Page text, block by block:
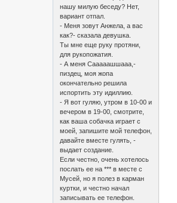
нашу милую беседу? Нет,
вариант отпал.
- Меня зовут Анжела, а вас
как?- сказала девушка.
Ты мне еще руку протяни,
для рукопожатия.
- А меня Сааааашшааа,-
пиздец, моя жопа
окончательно решила
испортить эту идиллию.
- Я вот гуляю, утром в 10-00 и
вечером в 19-00, смотрите,
как ваша собачка играет с
моей, запишите мой телефон,
давайте вместе гулять, -
выдает создание.
Если честно, очень хотелось
послать ее на *** в месте с
Мусей, но я полез в карман
куртки, и честно начал
записывать ее телефон.